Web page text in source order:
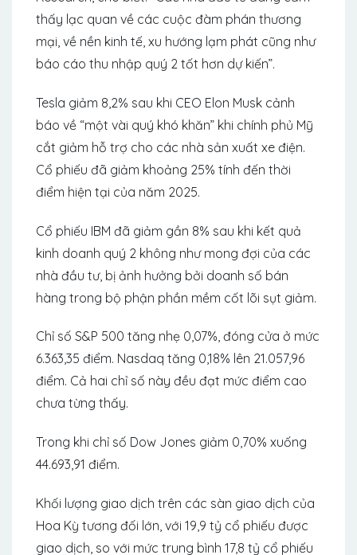
thấy lạc quan về các cuộc đàm phán thương
mại, về nền kinh tế, xu hướng lạm phát cũng như
báo cáo thu nhập quý 2 tốt hơn dự kiến”.
Tesla giảm 8,2% sau khi CEO Elon Musk cảnh
báo về “một vài quý khó khăn” khi chính phủ Mỹ
cắt giảm hỗ trợ cho các nhà sản xuất xe điện.
Cổ phiếu đã giảm khoảng 25% tính đến thời
điểm hiện tại của năm 2025.
Cổ phiếu IBM đã giảm gần 8% sau khi kết quả
kinh doanh quý 2 không như mong đợi của các
nhà đầu tư, bị ảnh hưởng bởi doanh số bán
hàng trong bộ phận phần mềm cốt lõi sụt giảm.
Chỉ số S&P 500 tăng nhẹ 0,07%, đóng cửa ở mức
6.363,35 điểm. Nasdaq tăng 0,18% lên 21.057,96
điểm. Cả hai chỉ số này đều đạt mức điểm cao
chưa từng thấy.
Trong khi chỉ số Dow Jones giảm 0,70% xuống
44.693,91 điểm.
Khối lượng giao dịch trên các sàn giao dịch của
Hoa Kỳ tương đối lớn, với 19,9 tỷ cổ phiếu được
giao dịch, so với mức trung bình 17,8 tỷ cổ phiếu